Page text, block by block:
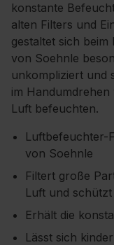
konstante
alten Filters und
gestaltet sich
von Soehnle
unkompliziert und
im
Luft befeuchten.
Luftbefeuchter-
von Soehnle
Filtert große
Luft und
Erhält die
Lässt sich